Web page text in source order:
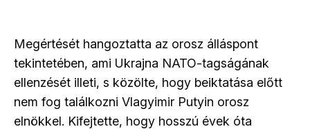
Megértését hangoztatta az orosz álláspont
tekintetében, ami Ukrajna NATO-tagságának
ellenzését illeti, s közölte, hogy beiktatása előtt
nem fog találkozni Vlagyimir Putyin orosz
elnökkel. Kifejtette, hogy hosszú évek óta